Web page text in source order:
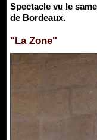
Spectacle vu le
de Bordeaux.
"La Zone"